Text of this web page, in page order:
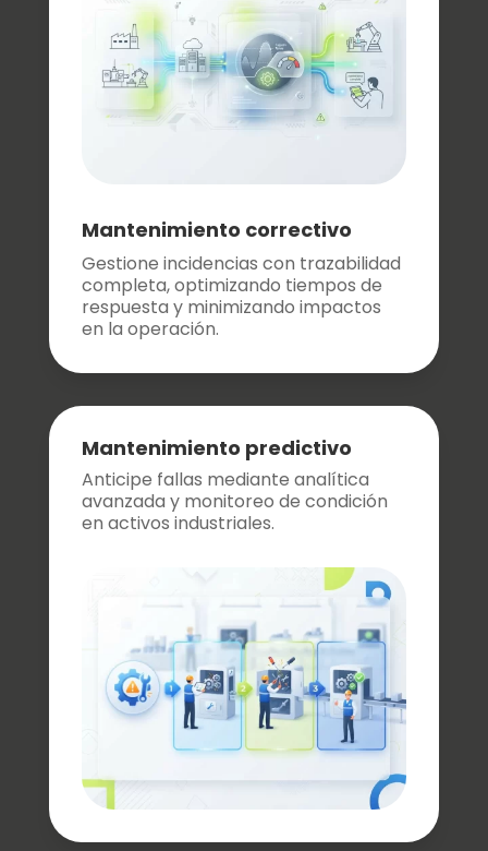
Mantenimiento correctivo
Gestione incidencias con trazabilidad
completa, optimizando tiempos de
respuesta y minimizando impactos
en la operación.
Mantenimiento predictivo
Anticipe fallas mediante analítica
avanzada y monitoreo de condición
en activos industriales.